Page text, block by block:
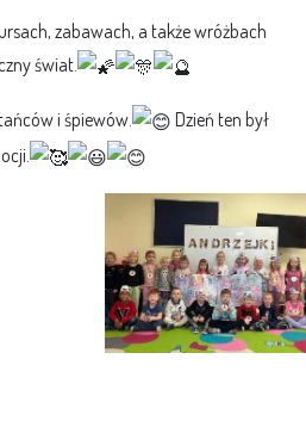
zabawach, a także wróżbach
świat.
i śpiewów.
Dzień ten był